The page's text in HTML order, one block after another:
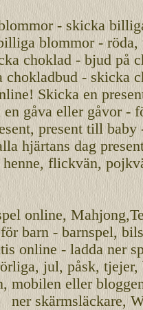
- skicka
blommor -
choklad - bjud på
chokladbud - skicka
Skicka en
gåva eller gåvor -
present till
hjärtans dag
flickvän,
online, Mahjong
barn - barnspel,
online - ladda ner
jul, påsk, tjejer,
mobilen eller
ner skärmsläckare,